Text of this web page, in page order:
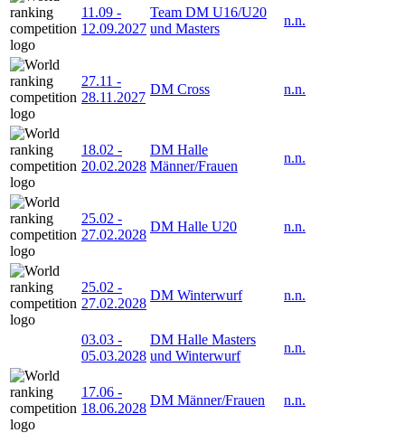
11.09 -
12.09.2027
Team DM U16/U20
und Masters
n.n.
27.11 -
28.11.2027
DM Cross n.n.
18.02 -
20.02.2028
DM Halle
Männer/Frauen
n.n.
25.02 -
27.02.2028
DM Halle U20 n.n.
25.02 -
27.02.2028
DM Winterwurf n.n.
03.03 -
05.03.2028
DM Halle Masters
und Winterwurf
n.n.
17.06 -
18.06.2028
DM Männer/Frauen n.n.